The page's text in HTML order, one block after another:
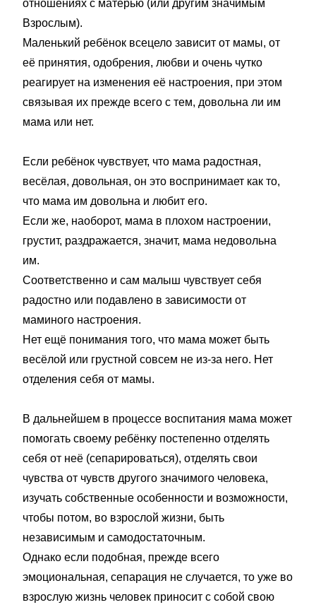
отношениях с матерью (или другим значимым
Взрослым).
Маленький ребёнок всецело зависит от мамы, от
её принятия, одобрения, любви и очень чутко
реагирует на изменения её настроения, при этом
связывая их прежде всего с тем, довольна ли им
мама или нет.
Если ребёнок чувствует, что мама радостная,
весёлая, довольная, он это воспринимает как то,
что мама им довольна и любит его.
Если же, наоборот, мама в плохом настроении,
грустит, раздражается, значит, мама недовольна
им.
Соответственно и сам малыш чувствует себя
радостно или подавлено в зависимости от
маминого настроения.
Нет ещё понимания того, что мама может быть
весёлой или грустной совсем не из-за него. Нет
отделения себя от мамы.
В дальнейшем в процессе воспитания мама может
помогать своему ребёнку постепенно отделять
себя от неё (сепарироваться), отделять свои
чувства от чувств другого значимого человека,
изучать собственные особенности и возможности,
чтобы потом, во взрослой жизни, быть
независимым и самодостаточным.
Однако если подобная, прежде всего
эмоциональная, сепарация не случается, то уже во
взрослую жизнь человек приносит с собой свою